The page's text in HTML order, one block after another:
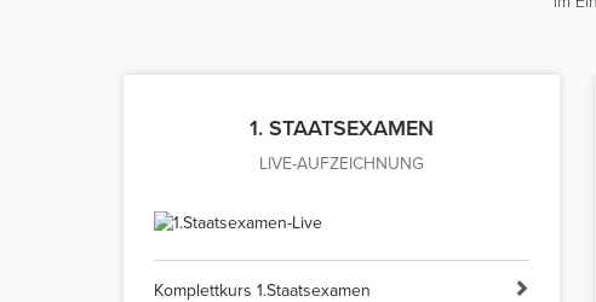
1. STAATSEXAMEN
LIVE-AUFZEICHNUNG
Komplettkurs 1.Staatsexamen